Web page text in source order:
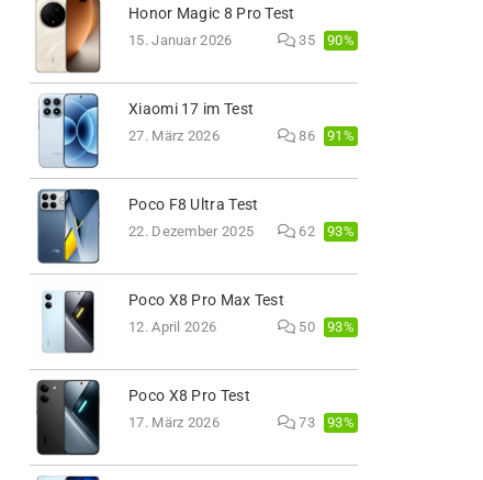
Honor Magic 8 Pro Test
15. Januar 2026 35 90%
Xiaomi 17 im Test
27. März 2026 86 91%
Poco F8 Ultra Test
22. Dezember 2025 62 93%
Poco X8 Pro Max Test
12. April 2026 50 93%
Poco X8 Pro Test
17. März 2026 73 93%